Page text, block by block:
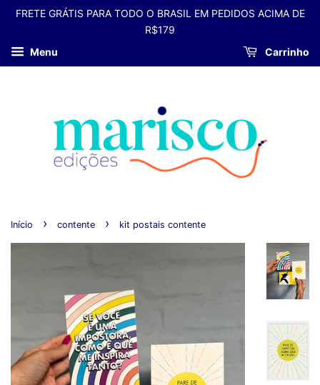
FRETE GRÁTIS PARA TODO O BRASIL EM PEDIDOS ACIMA DE
R$179
Menu
Carrinho
Início › contente › kit postais contente